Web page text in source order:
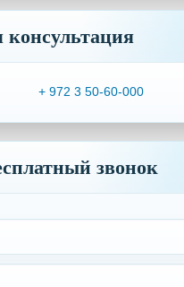
консультация
+ 972 3 50-60-000
звонок